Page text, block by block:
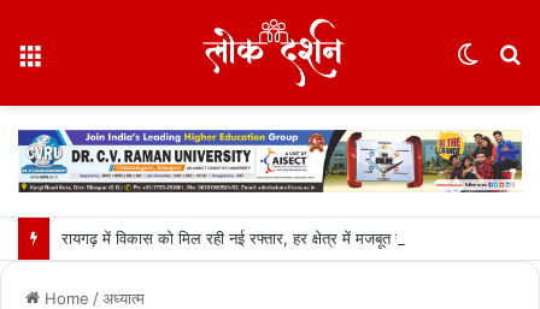
Home /अध्यात्म